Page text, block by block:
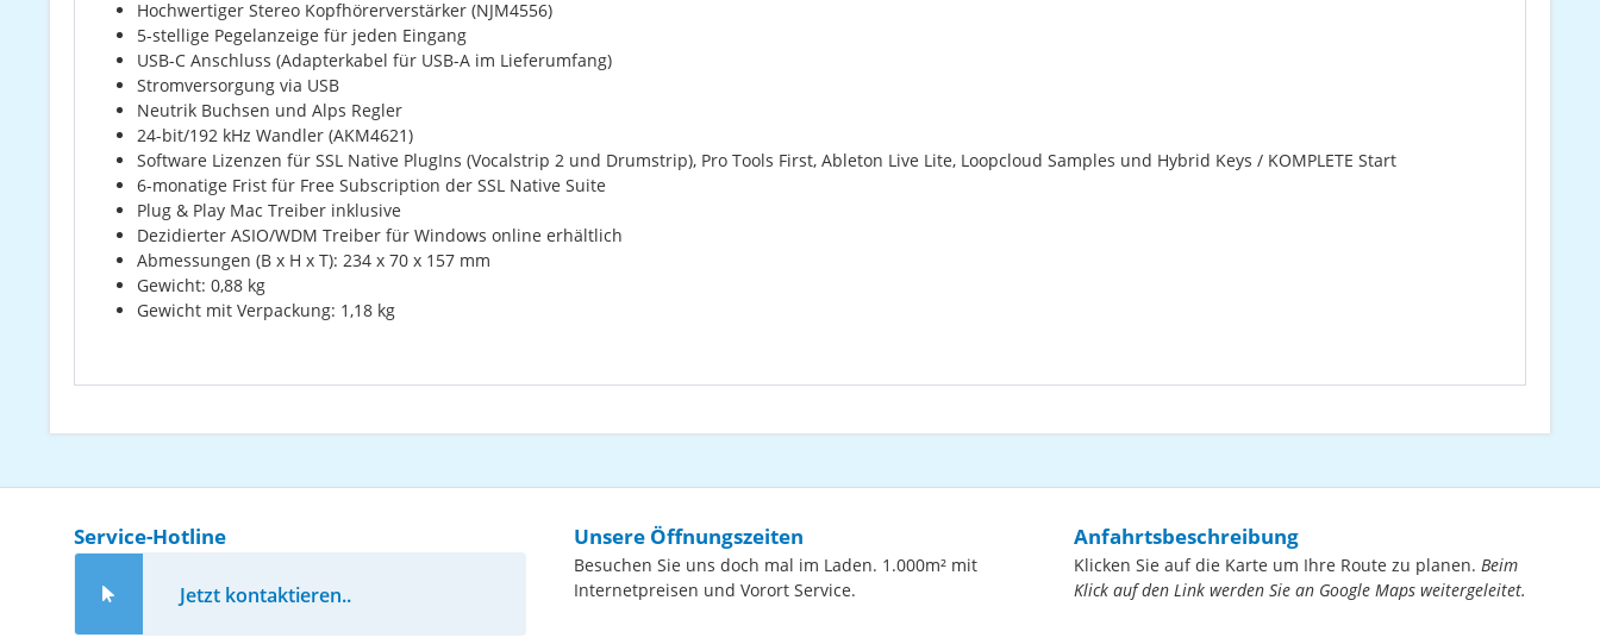
Hochwertiger Stereo Kopfhörerverstärker (NJM4556)
5-stellige Pegelanzeige für jeden Eingang
USB-C Anschluss (Adapterkabel für USB-A im Lieferumfang)
Stromversorgung via USB
Neutrik Buchsen und Alps Regler
24-bit/192 kHz Wandler (AKM4621)
Software Lizenzen für SSL Native PlugIns (Vocalstrip 2 und Drumstrip), Pro Tools First, Ableton Live Lite, Loopcloud Samples und Hybrid Keys / KOMPLETE Start
6-monatige Frist für Free Subscription der SSL Native Suite
Plug & Play Mac Treiber inklusive
Dezidierter ASIO/WDM Treiber für Windows online erhältlich
Abmessungen (B x H x T): 234 x 70 x 157 mm
Gewicht: 0,88 kg
Gewicht mit Verpackung: 1,18 kg
Service-Hotline
Jetzt kontaktieren..
Unsere Öffnungszeiten
Besuchen Sie uns doch mal im Laden. 1.000m² mit
Internetpreisen und Vorort Service.
Anfahrtsbeschreibung
Klicken Sie auf die Karte um Ihre Route zu planen. Beim
Klick auf den Link werden Sie an Google Maps weitergeleitet.